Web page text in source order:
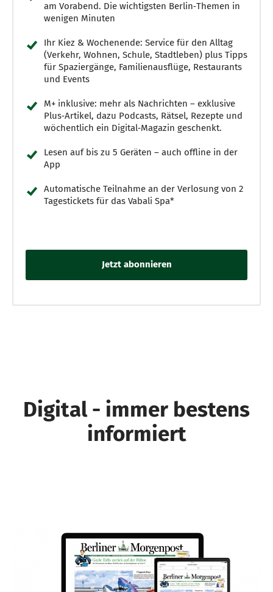
am Vorabend. Die wichtigsten Berlin‑Themen in
wenigen Minuten
Ihr Kiez & Wochenende: Service für den Alltag
(Verkehr, Wohnen, Schule, Stadtleben) plus Tipps
für Spaziergänge, Familienausflüge, Restaurants
und Events
M+ inklusive: mehr als Nachrichten – exklusive
Plus‑Artikel, dazu Podcasts, Rätsel, Rezepte und
wöchentlich ein Digital‑Magazin geschenkt.
Lesen auf bis zu 5 Geräten – auch offline in der
App
Automatische Teilnahme an der Verlosung von 2
Tagestickets für das Vabali Spa*
Digital - immer bestens
informiert